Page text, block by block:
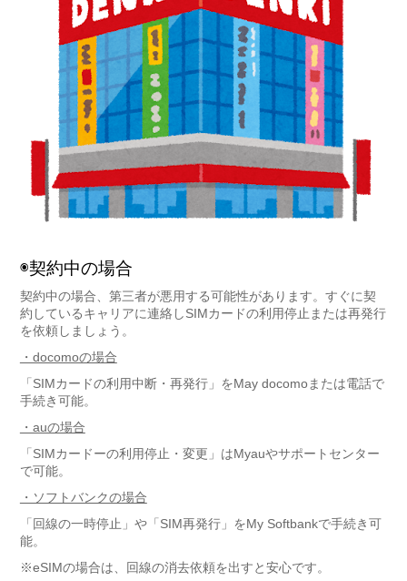
◉契約中の場合
契約中の場合、第三者が悪用する可能性があります。すぐに契
約しているキャリアに連絡しSIMカードの利用停止または再発行
を依頼しましょう。
・docomoの場合
「SIMカードの利用中断・再発行」をMay docomoまたは電話で
手続き可能。
・auの場合
「SIMカードーの利用停止・変更」はMyauやサポートセンター
で可能。
・ソフトバンクの場合
「回線の一時停止」や「SIM再発行」をMy Softbankで手続き可
能。
※eSIMの場合は、回線の消去依頼を出すと安心です。